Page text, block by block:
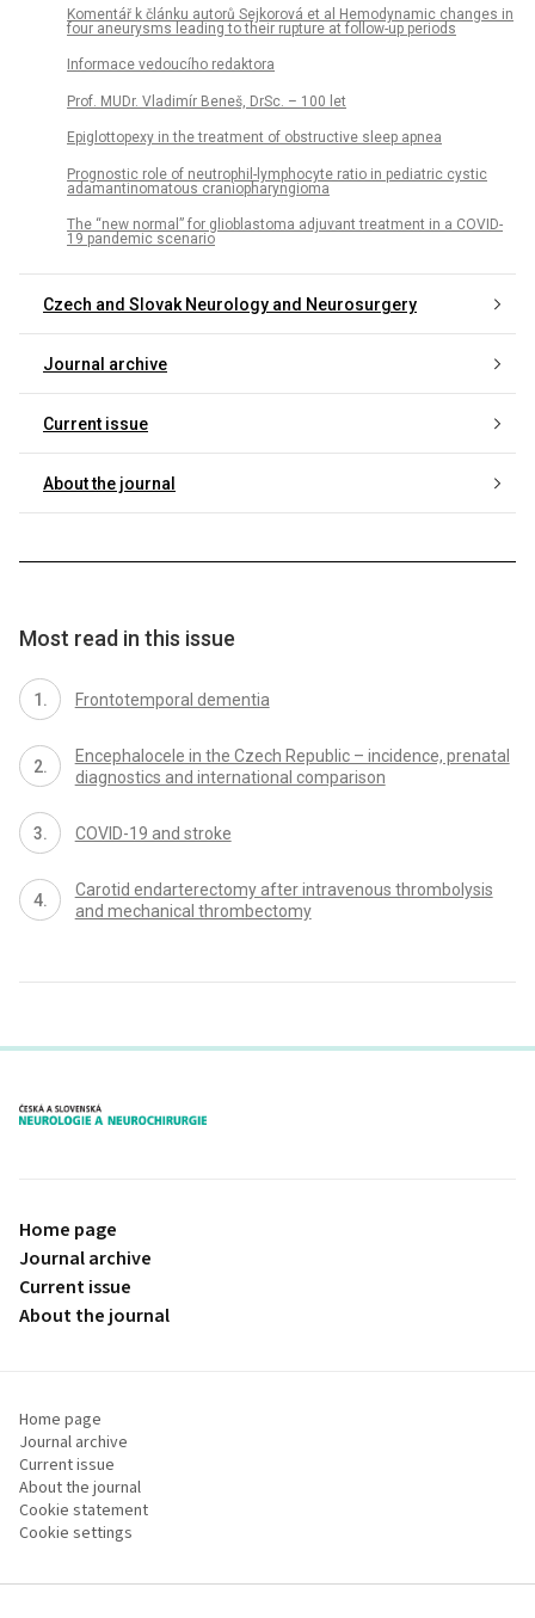
Komentář k článku autorů Sejkorová et al Hemodynamic changes in
four aneurysms leading to their rupture at follow-up periods
Informace vedoucího redaktora
Prof. MUDr. Vladimír Beneš, DrSc. – 100 let
Epiglottopexy in the treatment of obstructive sleep apnea
Prognostic role of neutrophil-lymphocyte ratio in pediatric cystic
adamantinomatous craniopharyngioma
The “new normal” for glioblastoma adjuvant treatment in a COVID-
19 pandemic scenario
Czech and Slovak Neurology and Neurosurgery
Journal archive
Current issue
About the journal
Most read in this issue
Frontotemporal dementia
Encephalocele in the Czech Republic – incidence, prenatal
dia­gnostics and international comparison
COVID-19 and stroke
Carotid endarterectomy after intravenous thrombolysis
and mechanical thrombectomy
proLékaře.cz
Home page
Journal archive
Current issue
About the journal
Home page
Journal archive
Current issue
About the journal
Cookie statement
Cookie settings